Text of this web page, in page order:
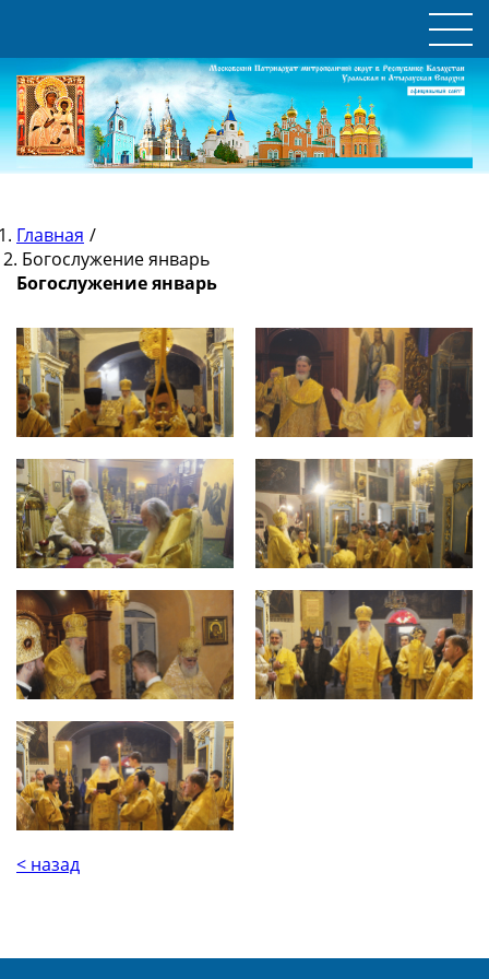
Главная /
Богослужение январь
Богослужение январь
< назад